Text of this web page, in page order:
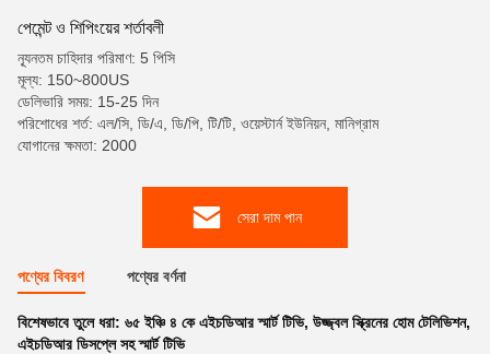
পেমেন্ট ও শিপিংয়ের শর্তাবলী
ন্যূনতম চাহিদার পরিমাণ: 5 পিসি
মূল্য: 150~800US
ডেলিভারি সময়: 15-25 দিন
পরিশোধের শর্ত: এল/সি, ডি/এ, ডি/পি, টি/টি, ওয়েস্টার্ন ইউনিয়ন, মানিগ্রাম
যোগানের ক্ষমতা: 2000
সেরা দাম পান
পণ্যের বিবরণ পণ্যের বর্ণনা
বিশেষভাবে তুলে ধরা: ৬৫ ইঞ্চি ৪ কে এইচডিআর স্মার্ট টিভি, উজ্জ্বল স্ক্রিনের হোম টেলিভিশন,
এইচডিআর ডিসপ্লে সহ স্মার্ট টিভি